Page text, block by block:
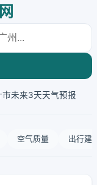
市未来3天天气预报
空气质量 出行建